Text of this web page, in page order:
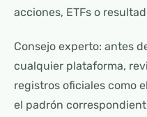
acciones, ETFs o
Consejo experto: antes
cualquier plataforma,
registros oficiales como el
el padrón